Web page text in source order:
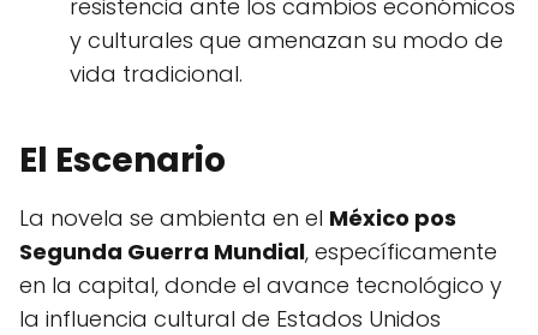
resistencia ante los cambios económicos
y culturales que amenazan su modo de
vida tradicional.
El Escenario
La novela se ambienta en el México pos
Segunda Guerra Mundial, específicamente
en la capital, donde el avance tecnológico y
la influencia cultural de Estados Unidos